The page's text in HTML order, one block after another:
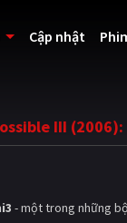
Cập nhật
III
- một trong những